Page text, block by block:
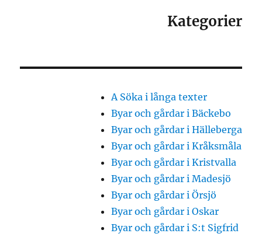
Kategorier
A Söka i långa texter
Byar och gårdar i Bäckebo
Byar och gårdar i Hälleberga
Byar och gårdar i Kråksmåla
Byar och gårdar i Kristvalla
Byar och gårdar i Madesjö
Byar och gårdar i Örsjö
Byar och gårdar i Oskar
Byar och gårdar i S:t Sigfrid